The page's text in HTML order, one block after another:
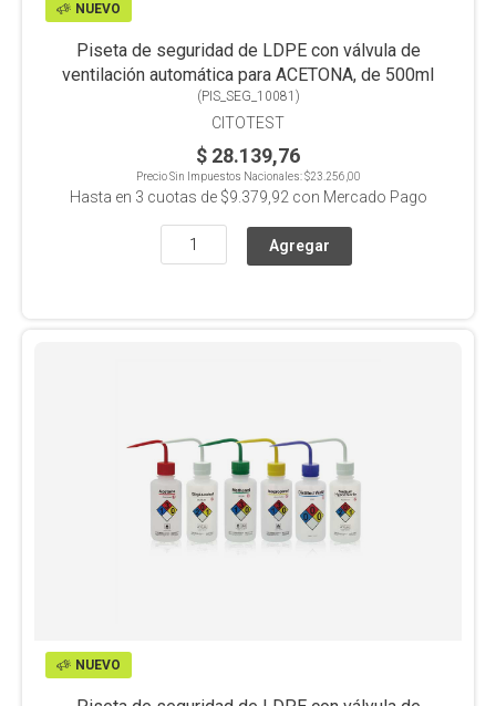
NUEVO
Piseta de seguridad de LDPE con válvula de
ventilación automática para ACETONA, de 500ml
(PIS_SEG_10081 )
CITOTEST
$ 28.139,76
Precio Sin Impuestos Nacionales:$23.256,00
Hasta en 3 cuotas de $9.379,92con Mercado Pago
NUEVO